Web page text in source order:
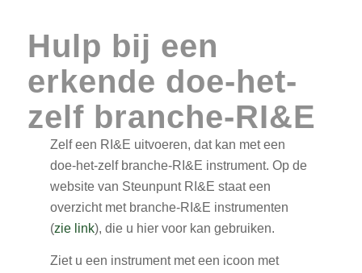
Hulp bij een
erkende doe-het-
zelf branche-RI&E
Zelf een RI&E uitvoeren, dat kan met een
doe-het-zelf branche-RI&E instrument. Op de
website van Steunpunt RI&E staat een
overzicht met branche-RI&E instrumenten
(zie link), die u hier voor kan gebruiken.
Ziet u een instrument met een icoon met